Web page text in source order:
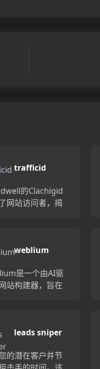
trafficid
的Clachigid
网站访问者，揭
置文件和无缝
成，将匿名流量
weblium
是一个由AI驱
站构建器，旨在
。享受数百个现
板，自动移动版
出窗口和分析的
leads sniper
的潜在客户并节